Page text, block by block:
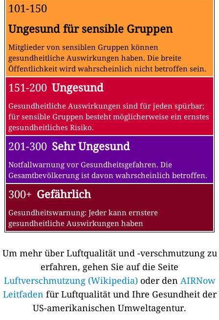
101-150
Ungesund für sensible Gruppen
Mitglieder von sensiblen Gruppen können
gesundheitliche Auswirkungen haben. Die breite
Öffentlichkeit wird wahrscheinlich nicht betroffen sein.
151-200 Ungesund
Gesundheitliche Auswirkungen sind für jeden spürbar;
für sensible Gruppen besteht möglicherweise ein ernstes
gesundheitliches Risiko.
201-300 Sehr Ungesund
Notfallwarnung vor Gesundheitsgefahren. Die
Gesamtbevölkerung ist davon wahrscheinlich betroffen.
300+ Gefährlich
Gesundheitswarnung: Jeder kann ernstere
gesundheitliche Auswirkungen haben
Um mehr über Luftqualität und -verschmutzung zu
erfahren, gehen Sie auf die Seite
Luftverschmutzung (Wikipedia)oder den AIRNow
Leitfaden für Luftqualität und Ihre Gesundheit der
US-amerikanischen Umweltagentur.